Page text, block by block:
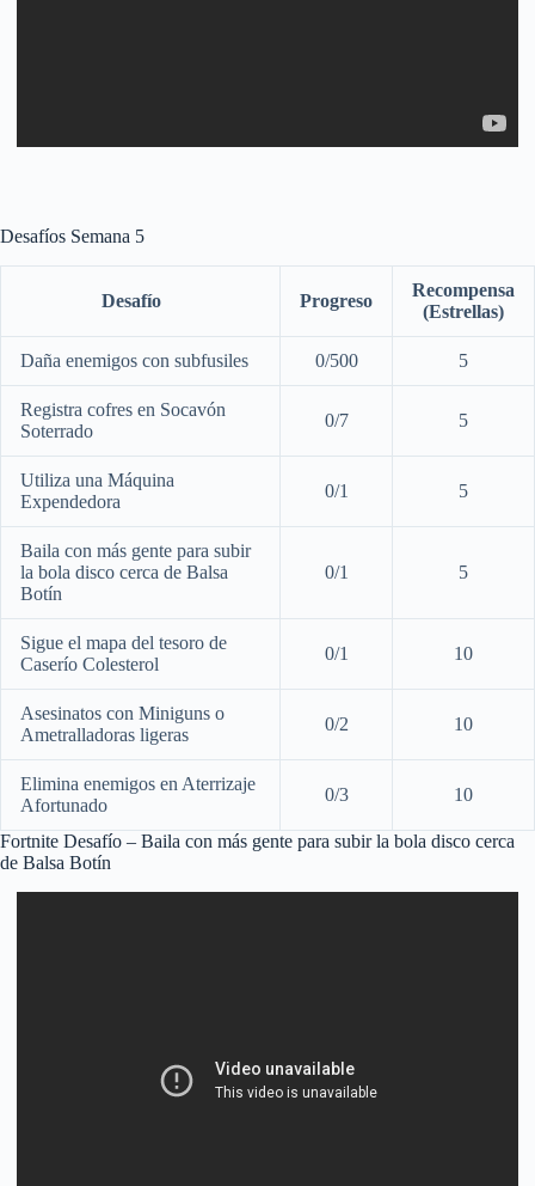
Desafíos Semana 5
Desafío Progreso
Recompensa
(Estrellas)
Daña enemigos con subfusiles 0/500 5
Registra cofres en Socavón
Soterrado
0/7 5
Utiliza una Máquina
Expendedora
0/1 5
Baila con más gente para subir
la bola disco cerca de Balsa
Botín
0/1 5
Sigue el mapa del tesoro de
Caserío Colesterol
0/1 10
Asesinatos con Miniguns o
Ametralladoras ligeras
0/2 10
Elimina enemigos en Aterrizaje
Afortunado
0/3 10
Fortnite Desafío – Baila con más gente para subir la bola disco cerca
de Balsa Botín